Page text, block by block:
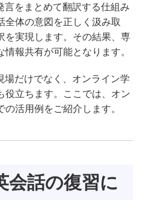
をまとめて翻訳する仕組み
全体の意図を正しく汲み取
を実現します。その結果、専
報共有が可能となります。
だけでなく、オンライン学
役立ちます。ここでは、オン
活用例をご紹介します。
会話の復習に